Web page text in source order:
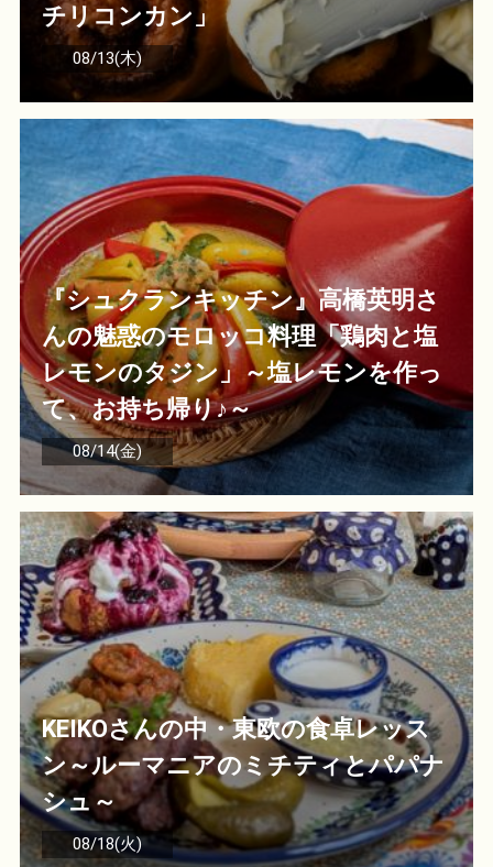
チリコンカン」
08/13(木)
『シュクランキッチン』高橋英明さ
んの魅惑のモロッコ料理「鶏肉と塩
レモンのタジン」～塩レモンを作っ
て、お持ち帰り♪～
08/14(金)
KEIKOさんの中・東欧の食卓レッス
ン～ルーマニアのミチティとパパナ
シュ～
08/18(火)